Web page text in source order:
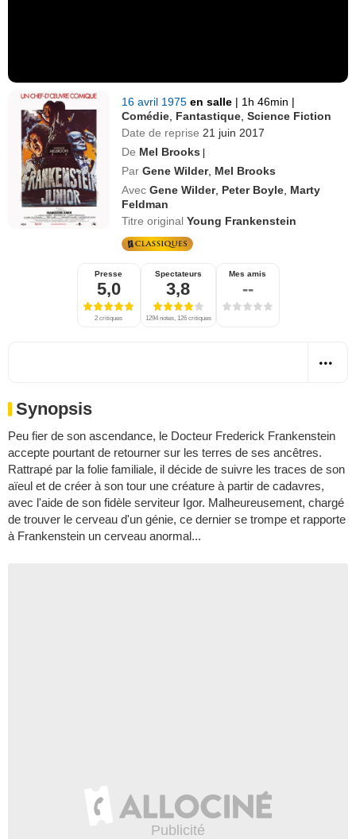
16 avril 1975en salle | 1h 46min |
Comédie Fantastique ,Science Fiction
Date de reprise 21 juin 2017
De Mel Brooks |
Par Gene Wilder, Mel Brooks
Avec Gene Wilder, Peter Boyle Marty
Feldman
Titre originalYoung Frankenstein
Presse
5,0
2 critiques
Spectateurs
3,8
1294 notes, 126 critiques
Mes amis
--
Synopsis
Peu fier de son ascendance, le Docteur Frederick Frankenstein
accepte pourtant de retourner sur les terres de ses ancêtres.
Rattrapé par la folie familiale, il décide de suivre les traces de son
aïeul et de créer à son tour une créature à partir de cadavres,
avec l'aide de son fidèle serviteur Igor. Malheureusement, chargé
de trouver le cerveau d'un génie, ce dernier se trompe et rapporte
à Frankenstein un cerveau anormal...